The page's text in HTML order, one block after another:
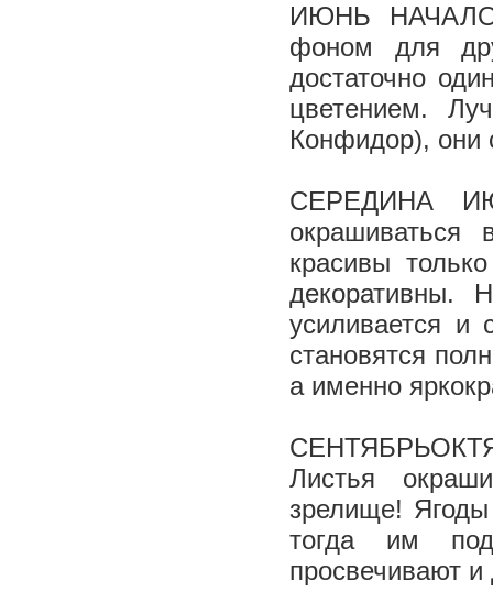
ИЮНЬ ­ НАЧАЛО
фоном для
достаточно
цветением.
Конфидор), они
СЕРЕДИНА
красивы
декоративны.
усиливается и
становятся
а именно
Листья
зрелище!
тогда им
просвечивают